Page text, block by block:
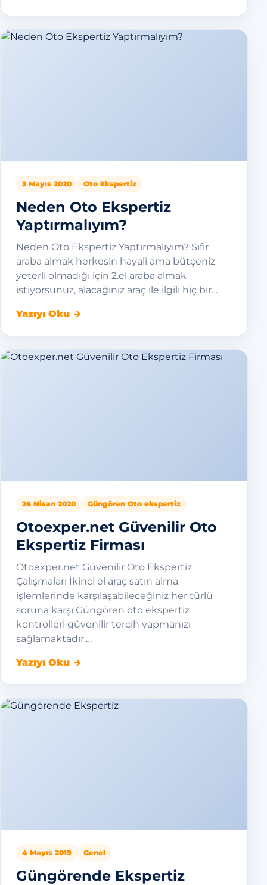
3 Mayıs 2020 Oto Ekspertiz
Neden Oto Ekspertiz
Yaptırmalıyım?
Neden Oto Ekspertiz Yaptırmalıyım? Sıfır
araba almak herkesin hayali ama bütçeniz
yeterli olmadığı için 2.el araba almak
istiyorsunuz, alacağınız araç ile ilgili hiç bir…
Yazıyı Oku →
26 Nisan 2020 Güngören Oto ekspertiz
Otoexper.net Güvenilir Oto
Ekspertiz Firması
Otoexper.net Güvenilir Oto Ekspertiz
Çalışmaları İkinci el araç satın alma
işlemlerinde karşılaşabileceğiniz her türlü
soruna karşı Güngören oto ekspertiz
kontrolleri güvenilir tercih yapmanızı
sağlamaktadır.…
Yazıyı Oku →
4 Mayıs 2019 Genel
Güngörende Ekspertiz